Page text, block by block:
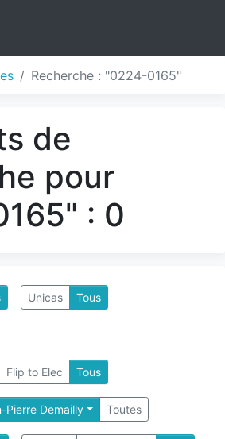
Recherche : "0224-0165"
de
pour
: 0
Unicas Tous
Flip to Elec Tous
Pierre Demailly Toutes